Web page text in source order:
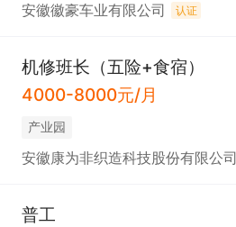
安徽徽豪车业有限公司 认证
机修班长（五险+食宿）
4000-8000元/月
产业园
安徽康为非织造科技股份有限公司
普工